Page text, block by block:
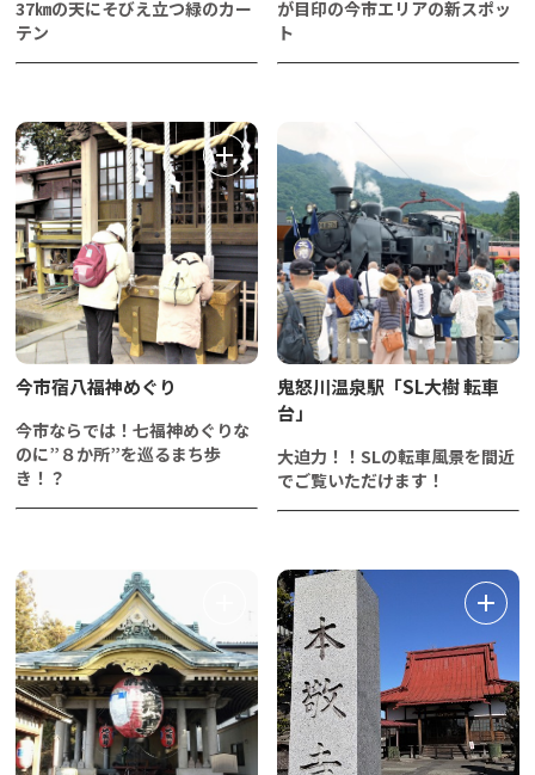
37㎞の天にそびえ立つ緑のカー
テン
が目印の今市エリアの新スポッ
ト
今市宿八福神めぐり
今市ならでは！七福神めぐりな
のに”８か所”を巡るまち歩
き！？
鬼怒川温泉駅「SL大樹 転車
台」
大迫力！！SLの転車風景を間近
でご覧いただけます！